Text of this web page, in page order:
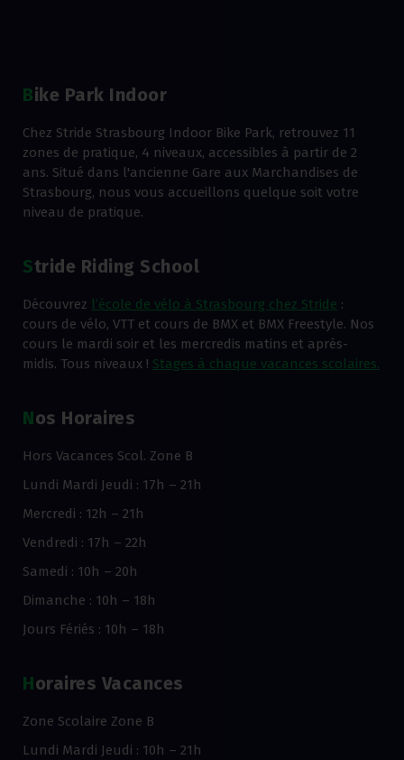
Bike Park Indoor
Chez Stride Strasbourg Indoor Bike Park, retrouvez 11
zones de pratique, 4 niveaux, accessibles à partir de 2
ans. Situé dans l'ancienne Gare aux Marchandises de
Strasbourg, nous vous accueillons quelque soit votre
niveau de pratique.
Stride Riding School
Découvrez l’école de vélo à Strasbourg chez Stride :
cours de vélo, VTT et cours de BMX et BMX Freestyle. Nos
cours le mardi soir et les mercredis matins et après-
midis. Tous niveaux ! Stages à chaque vacances scolaires.
Nos Horaires
Hors Vacances Scol. Zone B
Lundi Mardi Jeudi : 17h – 21h
Mercredi : 12h – 21h
Vendredi : 17h – 22h
Samedi : 10h – 20h
Dimanche : 10h – 18h
Jours Fériés : 10h – 18h
Horaires Vacances
Zone Scolaire Zone B
Lundi Mardi Jeudi : 10h – 21h